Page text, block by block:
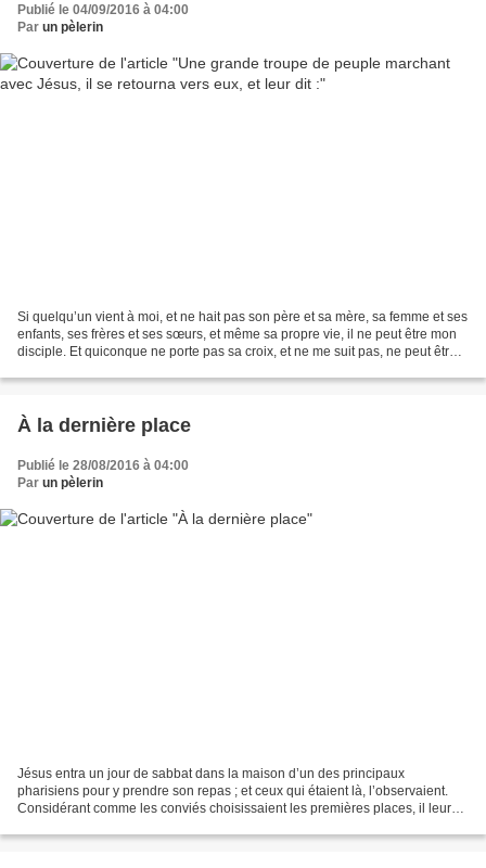
Publié le 04/09/2016 à 04:00
Par un pèlerin
Si quelqu’un vient à moi, et ne hait pas son père et sa mère, sa femme et ses
enfants, ses frères et ses sœurs, et même sa propre vie, il ne peut être mon
disciple. Et quiconque ne porte pas sa croix, et ne me suit pas, ne peut être
À la dernière place
Publié le 28/08/2016 à 04:00
Par un pèlerin
Jésus entra un jour de sabbat dans la maison d’un des principaux
pharisiens pour y prendre son repas ; et ceux qui étaient là, l’observaient.
Considérant comme les conviés choisissaient les premières places, il leur